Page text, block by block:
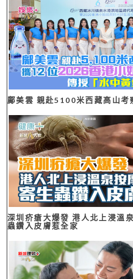
鄺美雲 親赴5100米西藏高山考
深圳疥瘡大爆發 港人北上浸溫
蟲鑽入皮膚惹全家